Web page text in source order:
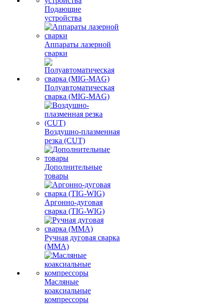
Подающие
устройства
Аппараты лазерной
сварки
Полуавтоматическая
сварка (MIG-MAG)
Воздушно-плазменная
резка (CUT)
Дополнительные
товары
Аргонно-дуговая
сварка (TIG-WIG)
Ручная дуговая сварка
(MMA)
Масляные
коаксиальные
компрессоры